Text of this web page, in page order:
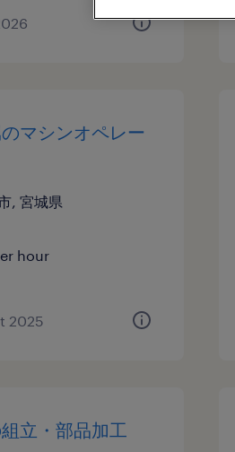
マシンオペレー
, 宮城県
hour
2025
立・部品加工